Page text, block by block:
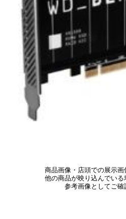
商品画像・店頭での展示画
他の商品が映り込んでいる
参考画像としてご確